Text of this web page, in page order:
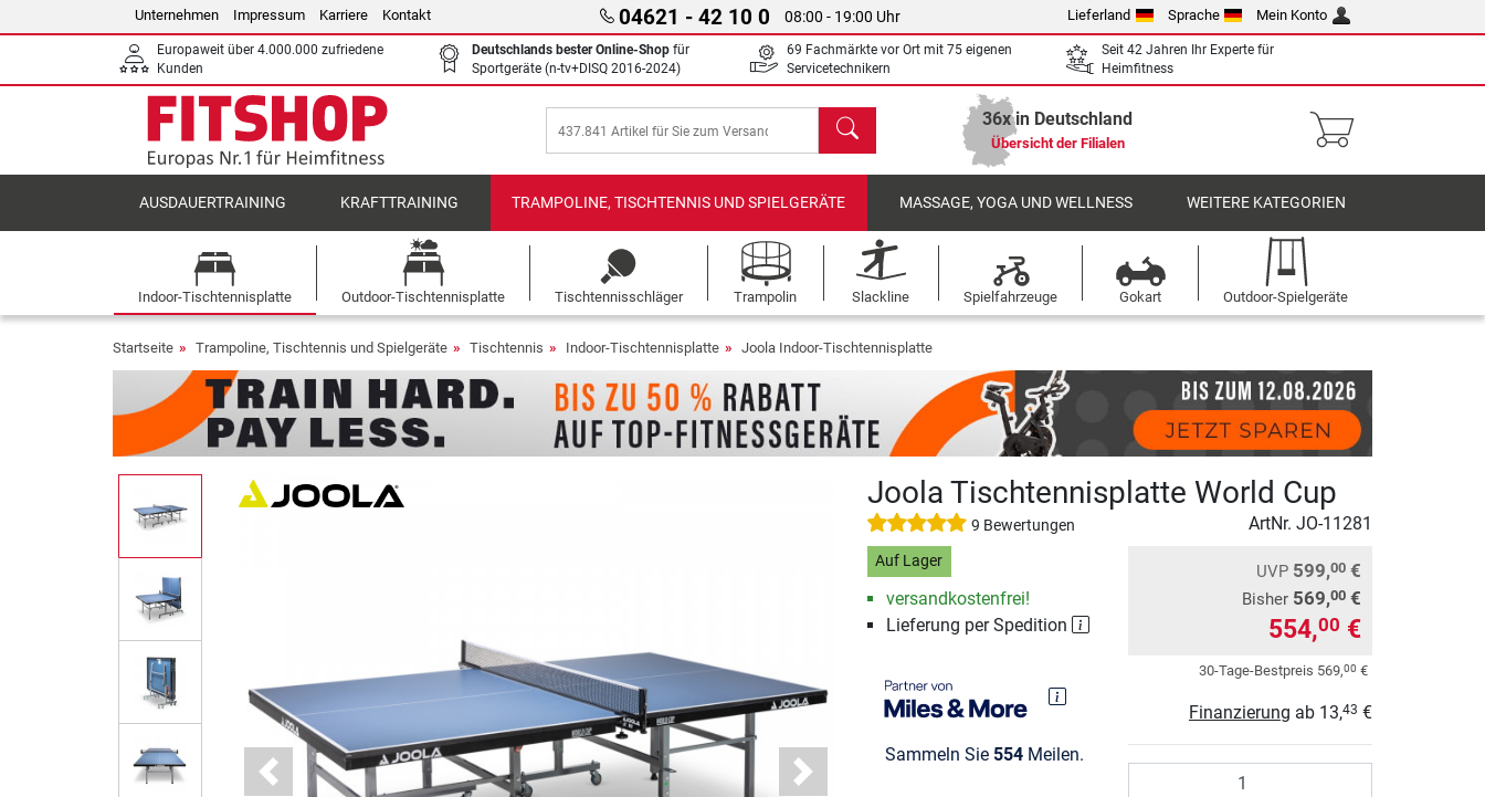
Unternehmen Impressum Karriere Kontakt 04621 - 42 10 0 08:00 - 19:00 Uhr Lieferland Sprache Mein Konto
Europaweit über 4.000.000 zufriedene
Kunden
Deutschlands bester Online-Shop für
Sportgeräte (n-tv+DISQ 2016-2024)
69 Fachmärkte vor Ort mit 75 eigenen
Servicetechnikern
Seit 42 Jahren Ihr Experte für
Heimfitness
Suchen 36x in Deutschland
Übersicht der Filialen
AUSDAUERTRAINING KRAFTTRAINING TRAMPOLINE, TISCHTENNIS UND SPIELGERÄTE MASSAGE, YOGA UND WELLNESS WEITERE KATEGORIEN
Indoor-Tischtennisplatte Outdoor-Tischtennisplatte Tischtennisschläger Trampolin Slackline Spielfahrzeuge Gokart Outdoor-Spielgeräte
Startseite Trampoline, Tischtennis und Spielgeräte Tischtennis Indoor-Tischtennisplatte Joola Indoor-Tischtennisplatte
Previous Next
Joola Tischtennisplatte World Cup
9 Bewertungen ArtNr. JO-11281
Auf Lager
versandkostenfrei!
Lieferung per Spedition
Sammeln Sie 554Meilen.
UVP 599,00 €
Bisher 569,00 €
554,00 €
30-Tage-Bestpreis 569,00 €
Finanzierung ab 13,43 €